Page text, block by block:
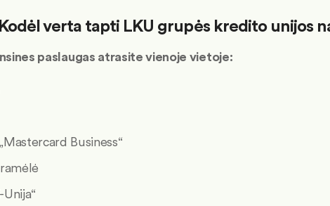
Kodėl verta tapti LKU grupės kredito unijos
paslaugas atrasite vienoje vietoje:
Business“